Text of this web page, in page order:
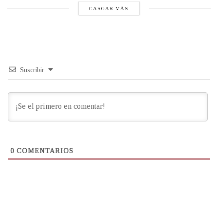
CARGAR MÁS
Suscribir
0 COMENTARIOS